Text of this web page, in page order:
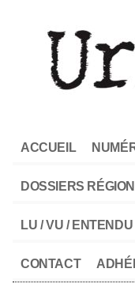
ACCUEIL
DOSSIERS
LU / VU / ENTENDU
CONTACT